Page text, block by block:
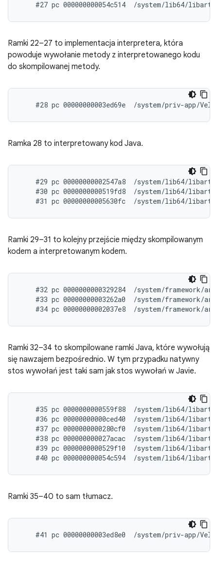
Ramki 22–27 to implementacja interpretera, która
powoduje wywołanie metody z interpretowanego kodu
do skompilowanej metody.
Ramka 28 to interpretowany kod Java.
#29 pc 00000000002547a8  /system/lib64/
#30 pc 0000000000519fd8  /system/lib64/
Ramki 29–31 to kolejny przejście między skompilowanym
kodem a interpretowanym kodem.
#32 pc 0000000000329284  /system/framework/
#33 pc 00000000003262a0  /system/framework/
Ramki 32–34 to skompilowane ramki Java, które wywołują
się nawzajem bezpośrednio. W tym przypadku natywny
stos wywołań jest taki sam jak stos wywołań w Javie.
#35 pc 0000000000559f88  /system/lib64/
#36 pc 00000000000ced40  /system/lib64/
#37 pc 0000000000280cf0  /system/lib64/
#38 pc 000000000027acac  /system/lib64/
#39 pc 0000000000529f10  /system/lib64/
Ramki 35–40 to sam tłumacz.